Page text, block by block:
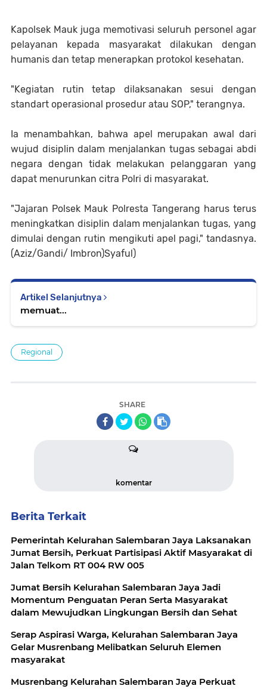
Kapolsek Mauk juga memotivasi seluruh personel agar
pelayanan kepada masyarakat dilakukan dengan
humanis dan tetap menerapkan protokol kesehatan.
"Kegiatan rutin tetap dilaksanakan sesui dengan
standart operasional prosedur atau SOP," terangnya.
Ia menambahkan, bahwa apel merupakan awal dari
wujud disiplin dalam menjalankan tugas sebagai abdi
negara dengan tidak melakukan pelanggaran yang
dapat menurunkan citra Polri di masyarakat.
"Jajaran Polsek Mauk Polresta Tangerang harus terus
meningkatkan disiplin dalam menjalankan tugas, yang
dimulai dengan rutin mengikuti apel pagi," tandasnya.
(Aziz/Gandi/ Imbron)Syaful)
Artikel Selanjutnya
memuat...
Regional
SHARE
komentar
Berita Terkait
Pemerintah Kelurahan Salembaran Jaya Laksanakan
Jumat Bersih, Perkuat Partisipasi Aktif Masyarakat di
Jalan Telkom RT 004 RW 005
Jumat Bersih Kelurahan Salembaran Jaya Jadi
Momentum Penguatan Peran Serta Masyarakat
dalam Mewujudkan Lingkungan Bersih dan Sehat
Serap Aspirasi Warga, Kelurahan Salembaran Jaya
Gelar Musrenbang Melibatkan Seluruh Elemen
masyarakat
Musrenbang Kelurahan Salembaran Jaya Perkuat